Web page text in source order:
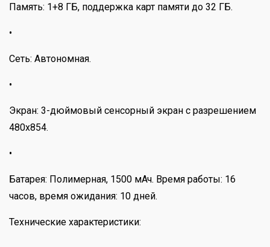
Память: 1+8 ГБ, поддержка карт памяти до 32 ГБ.
•
Сеть: Автономная.
•
Экран: 3-дюймовый сенсорный экран с разрешением
480x854.
•
Батарея: Полимерная, 1500 мАч. Время работы: 16
часов, время ожидания: 10 дней.
Технические характеристики: